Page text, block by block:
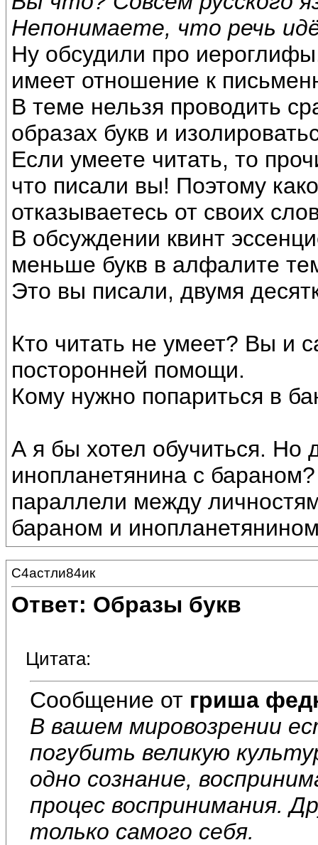
Непонимаете, что речь
Ну обсудили про
имеет отношение к
В теме нельзя проводить
образах букв и
Если умеете читать, то
что писали вы! Поэтому
отказываетесь от своих
В обсуждении квинт
меньше букв в алфалите
Это вы писали, двумя
Кто читать не умеет? Вы и
посторонней помощи.
Кому нужно попариться в
А я бы хотел обучиться. Но
инопланетянина с
параллели между
бараном и
С4астли84ик
Ответ: Образы букв
Цитата:
Сообщение от гриша
В вашем мировозрении
погубить великую
одно сознание,
процес воспринимания.
только самого себя.